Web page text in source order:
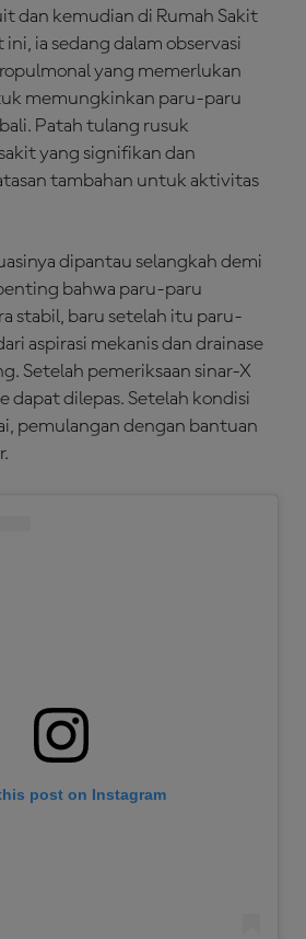
dan kemudian di Rumah Sakit
ini, ia sedang dalam observasi
yang memerlukan
memungkinkan paru-paru
Patah tulang rusuk
yang signifikan dan
tambahan untuk aktivitas
dipantau selangkah demi
bahwa paru-paru
stabil, baru setelah itu paru-
aspirasi mekanis dan drainase
Setelah pemeriksaan sinar-X
dapat dilepas. Setelah kondisi
pemulangan dengan bantuan
post on Instagram